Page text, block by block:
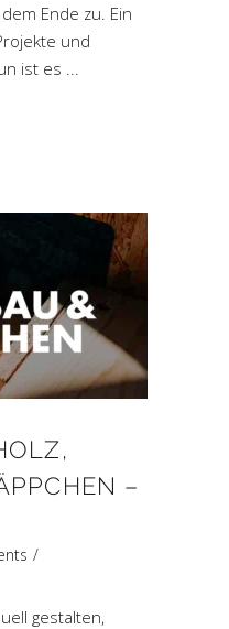
Ende zu. Ein
und
ist es
–
gestalten,